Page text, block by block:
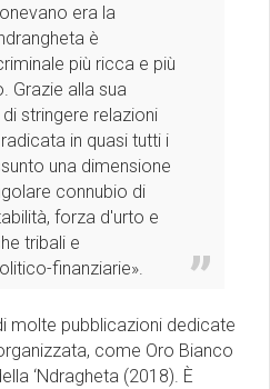
era la
è
più ricca e più
Grazie alla sua
stringere relazioni
in quasi tutti i
una dimensione
connubio di
forza d'urto e
tribali e
finanziarie».
molte pubblicazioni dedicate
come Oro Bianco
‘Ndragheta (2018). È